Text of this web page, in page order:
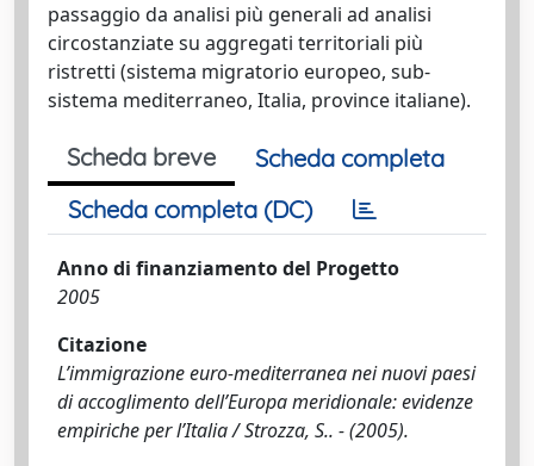
passaggio da analisi più generali ad analisi
circostanziate su aggregati territoriali più
ristretti (sistema migratorio europeo, sub-
sistema mediterraneo, Italia, province italiane).
Scheda breve
Scheda completa
Scheda completa (DC)
Anno di finanziamento del Progetto
2005
Citazione
L’immigrazione euro-mediterranea nei nuovi paesi
di accoglimento dell’Europa meridionale: evidenze
empiriche per l’Italia / Strozza, S.. - (2005).